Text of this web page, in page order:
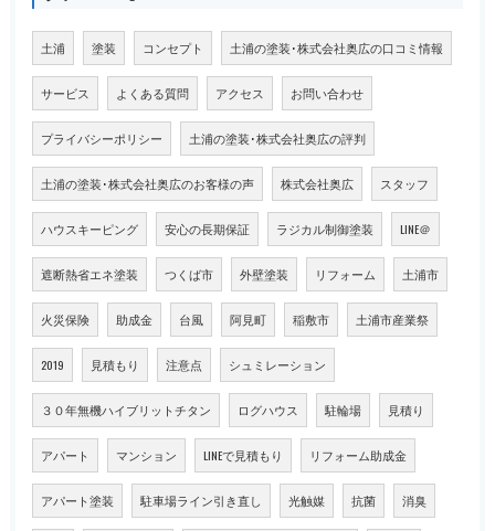
土浦 塗装 コンセプト 土浦の塗装･株式会社奥広の口コミ情報
サービス よくある質問 アクセス お問い合わせ
プライバシーポリシー 土浦の塗装･株式会社奥広の評判
土浦の塗装･株式会社奥広のお客様の声 株式会社奥広 スタッフ
ハウスキーピング 安心の長期保証 ラジカル制御塗装 LINE＠
遮断熱省エネ塗装 つくば市 外壁塗装 リフォーム 土浦市
火災保険 助成金 台風 阿見町 稲敷市 土浦市産業祭
2019 見積もり 注意点 シュミレーション
３０年無機ハイブリットチタン ログハウス 駐輪場 見積り
アパート マンション LINEで見積もり リフォーム助成金
アパート塗装 駐車場ライン引き直し 光触媒 抗菌 消臭